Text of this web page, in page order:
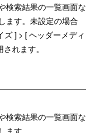
検索結果の一覧画面な
ます。未設定の場合
] > [ ヘッダーメディ
れます。
検索結果の一覧画面な
す。